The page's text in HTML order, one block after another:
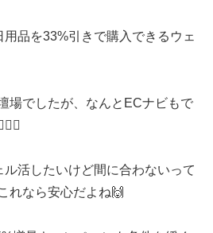
品を33%引きで購入できるウェ
場でしたが、なんとECナビもで
活したいけど間に合わないって
れなら安心だよね🙌